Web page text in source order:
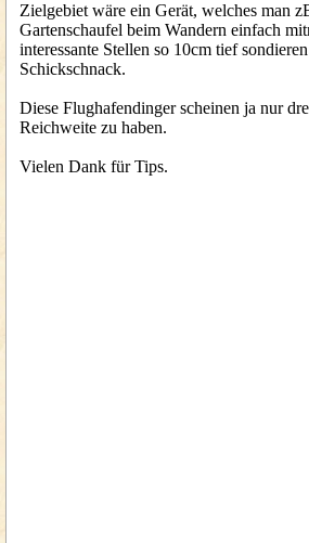
Zielgebiet wäre ein Gerät, welches man
Gartenschaufel beim Wandern einfach
interessante Stellen so 10cm tief
Schickschnack.
Diese Flughafendinger scheinen ja nur
Reichweite zu haben.
Vielen Dank für Tips.